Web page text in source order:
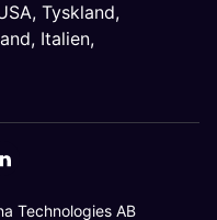
, Tyskland,
, Italien,
Technologies AB